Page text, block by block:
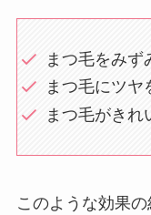
まつ毛をみず
まつ毛にツヤ
まつ毛がきれ
このような効果